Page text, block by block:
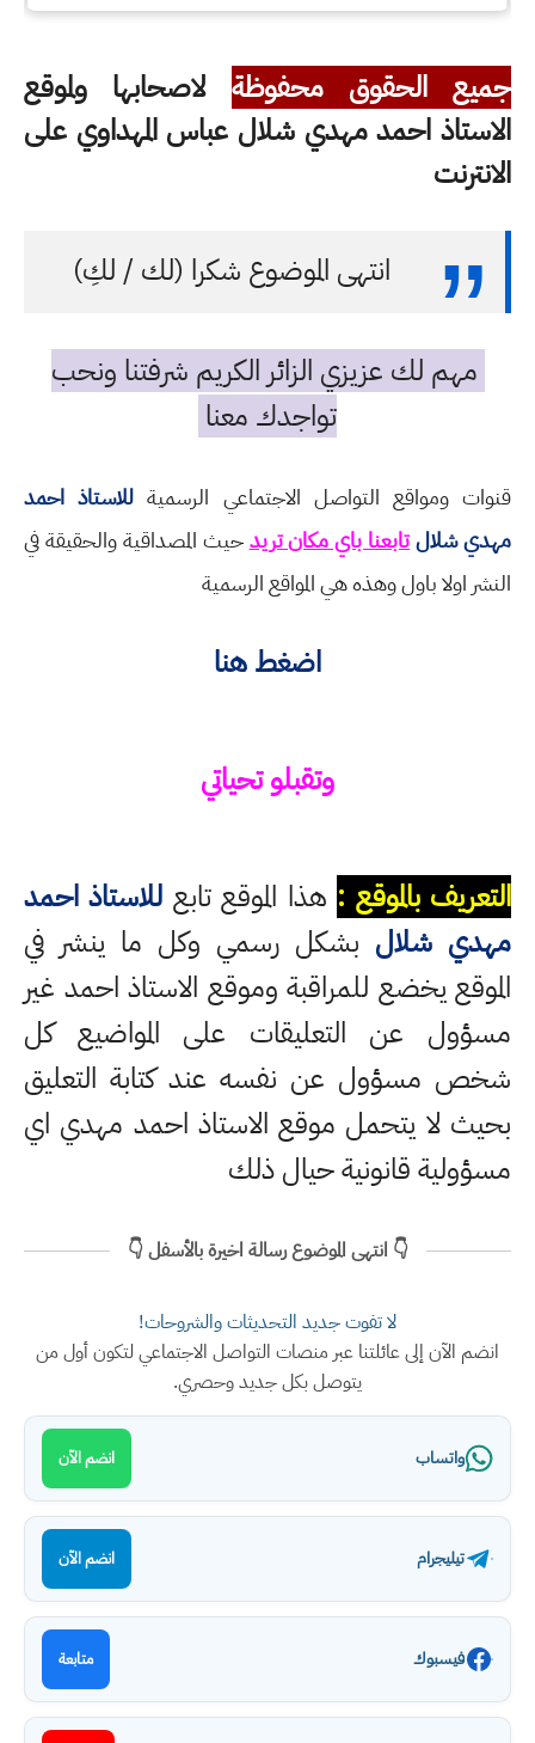
جميع الحقوق محفوظة لاصحابها ولموقع
الاستاذ احمد مهدي شلال عباس المهداوي على
الانترنت
انتهى الموضوع شكرا (لك / لكِ)
مهم لك عزيزي الزائر الكريم شرفتنا ونحب
تواجدك معنا
قنوات ومواقع التواصل الاجتماعي الرسمية للاستاذ احمد
مهدي شلالتابعنا باي مكان تريدحيث المصداقية والحقيقة في
النشر اولا باول وهذه هي المواقع الرسمية
اضغط هنا
وتقبلو تحياتي
التعريف بالموقع : هذا الموقع تابع للاستاذ احمد
مهدي شلال بشكل رسمي وكل ما ينشر في
الموقع يخضع للمراقبة وموقع الاستاذ احمد غير
مسؤول عن التعليقات على المواضيع كل
شخص مسؤول عن نفسه عند كتابة التعليق
بحيث لا يتحمل موقع الاستاذ احمد مهدي اي
مسؤولية قانونية حيال ذلك
👇 انتهى الموضوع رسالة اخيرة بالأسفل 👇
لا تفوت جديد التحديثات والشروحات!
انضم الآن إلى عائلتنا عبر منصات التواصل الاجتماعي لتكون أول من
يتوصل بكل جديد وحصري.
واتساب انضم الآن
تيليجرام انضم الآن
فيسبوك متابعة